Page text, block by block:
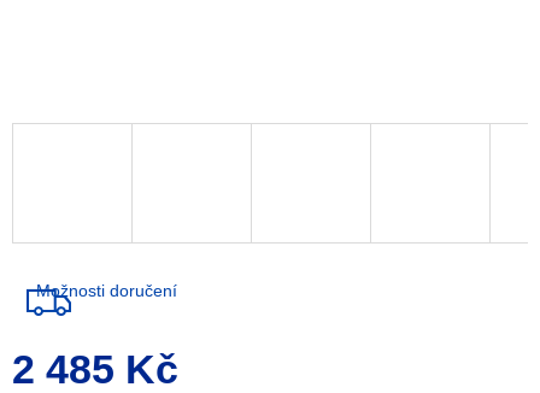
2 485 Kč
Měrná
cena:
Možnosti doručení